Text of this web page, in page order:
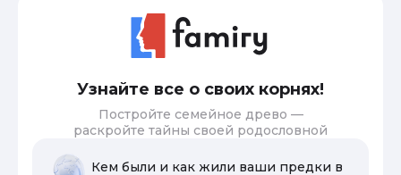
Узнайте все о своих корнях!
Постройте семейное древо —
раскройте тайны своей родословной
Кем были и как жили ваши предки в